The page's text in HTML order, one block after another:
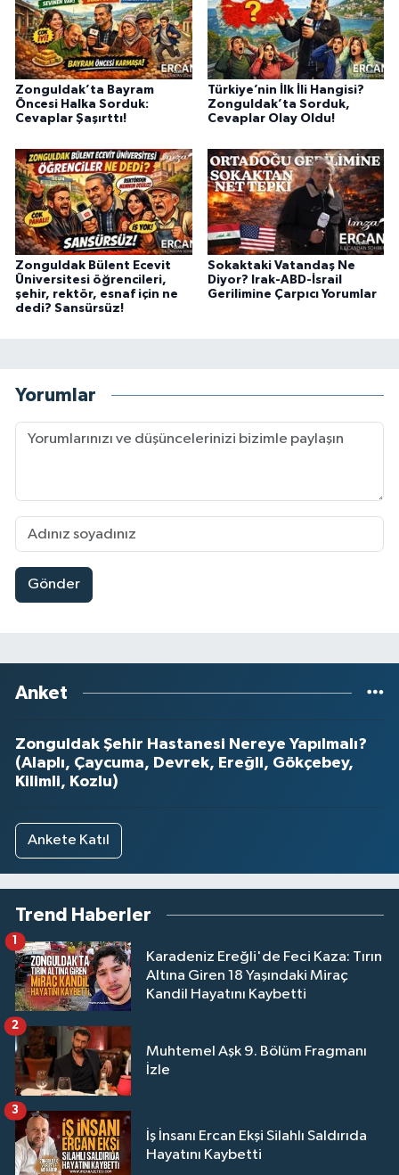
Zonguldak’ta Bayram
Öncesi Halka Sorduk:
Cevaplar Şaşırttı!
Türkiye’nin İlk İli Hangisi?
Zonguldak’ta Sorduk,
Cevaplar Olay Oldu!
Zonguldak Bülent Ecevit
Üniversitesi öğrencileri,
şehir, rektör, esnaf için ne
dedi? Sansürsüz!
Sokaktaki Vatandaş Ne
Diyor? Irak-ABD-İsrail
Gerilimine Çarpıcı Yorumlar
Yorumlar
Gönder
Anket
Zonguldak Şehir Hastanesi Nereye Yapılmalı?
(Alaplı, Çaycuma, Devrek, Ereğli, Gökçebey,
Kilimli, Kozlu)
Ankete Katıl
Trend Haberler
Karadeniz Ereğli'de Feci Kaza: Tırın
Altına Giren 18 Yaşındaki Miraç
Kandil Hayatını Kaybetti
1
Muhtemel Aşk 9. Bölüm Fragmanı
İzle
2
İş İnsanı Ercan Ekşi Silahlı Saldırıda
Hayatını Kaybetti
3